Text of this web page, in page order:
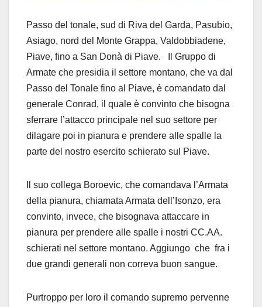
Passo del tonale, sud di Riva del Garda, Pasubio,
Asiago, nord del Monte Grappa, Valdobbiadene,
Piave, fino a San Donà di Piave. Il Gruppo di
Armate che presidia il settore montano, che va dal
Passo del Tonale fino al Piave, è comandato dal
generale Conrad, il quale è convinto che bisogna
sferrare l’attacco principale nel suo settore per
dilagare poi in pianura e prendere alle spalle la
parte del nostro esercito schierato sul Piave.
Il suo collega Boroevic, che comandava l’Armata
della pianura, chiamata Armata dell’Isonzo, era
convinto, invece, che bisognava attaccare in
pianura per prendere alle spalle i nostri CC.AA.
schierati nel settore montano. Aggiungo che fra i
due grandi generali non correva buon sangue.
Purtroppo per loro il comando supremo pervenne